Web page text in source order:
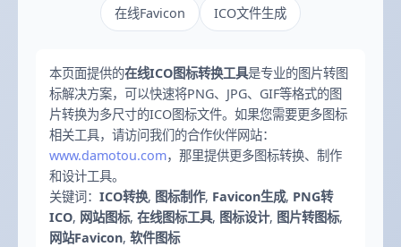
在线Favicon ICO文件生成
本页面提供的在线ICO图标转换工具是专业的图片转图
标解决方案，可以快速将PNG、JPG、GIF等格式的图
片转换为多尺寸的ICO图标文件。如果您需要更多图标
相关工具，请访问我们的合作伙伴网站：
www.damotou.com，那里提供更多图标转换、制作
和设计工具。
关键词： ICO转换, 图标制作, Favicon生成, PNG转
ICO, 网站图标, 在线图标工具, 图标设计, 图片转图标,
网站Favicon, 软件图标